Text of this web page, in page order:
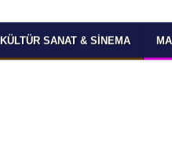
KÜLTÜR SANAT & SINEMA